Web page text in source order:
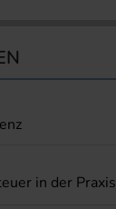
in der Praxis